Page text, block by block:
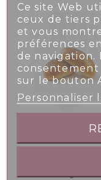
Mini Navettes
10gr
Ce site Web
ceux de tiers
et vous
préférences
de
sur le bouton
Personnaliser